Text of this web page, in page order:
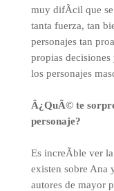
muy difÃ­cil que se
tanta fuerza, tan
personajes tan
propias
los personajes
Â¿QuÃ© te
personaje?
Es increÃ­ble ver
existen sobre Ana
autores de mayor